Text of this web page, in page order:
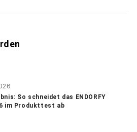
So schneidet das ENDORFY
im Produkttest ab